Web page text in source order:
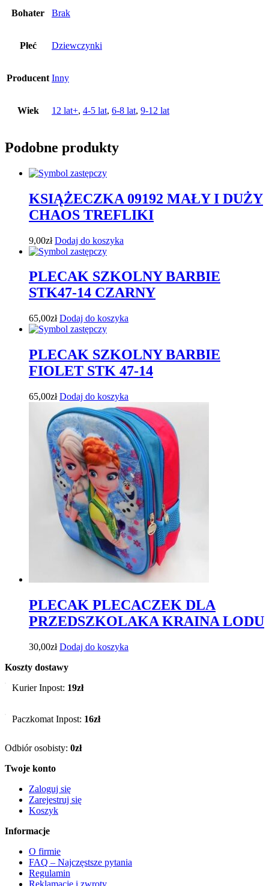
Bohater Brak
Płeć Dziewczynki
Producent Inny
Wiek 12 lat+, 4-5 lat, 6-8 lat, 9-12 lat
Podobne produkty
KSIĄŻECZKA 09192 MAŁY I DUŻY
CHAOS TREFLIKI
9,00zł Dodaj do koszyka
PLECAK SZKOLNY BARBIE
STK47-14 CZARNY
65,00zł Dodaj do koszyka
PLECAK SZKOLNY BARBIE
FIOLET STK 47-14
65,00zł Dodaj do koszyka
PLECAK PLECACZEK DLA
PRZEDSZKOLAKA KRAINA LODU
30,00zł Dodaj do koszyka
Koszty dostawy
Kurier Inpost: 19zł
Paczkomat Inpost: 16zł
Odbiór osobisty: 0zł
Twoje konto
Zaloguj się
Zarejestruj się
Koszyk
Informacje
O firmie
FAQ – Najczęstsze pytania
Regulamin
Reklamacje i zwroty